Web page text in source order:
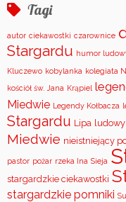
Tagi
autor ciekawostki czarownice
Stargardu humor
Kluczewo kobylanka kolegiata
kościół św. Jana Krąpiel
Miedwie Legendy Kołbacza
Stargardu Lipa
Miedwie nieistniejący
pastor pożar rzeka Ina Sieja
stargardzkie ciekawostki
stargardzkie pomniki